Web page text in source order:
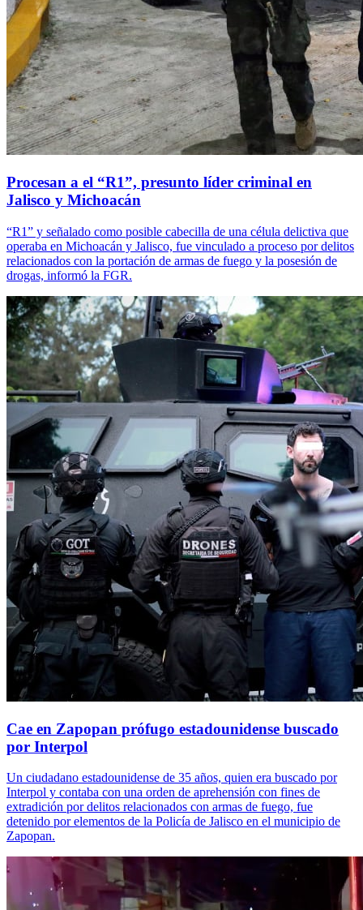
Procesan a el “R1”, presunto líder criminal en
Jalisco y Michoacán
“R1” y señalado como posible cabecilla de una célula delictiva que
operaba en Michoacán y Jalisco, fue vinculado a proceso por delitos
relacionados con la portación de armas de fuego y la posesión de
drogas, informó la FGR.
Cae en Zapopan prófugo estadounidense buscado
por Interpol
Un ciudadano estadounidense de 35 años, quien era buscado por
Interpol y contaba con una orden de aprehensión con fines de
extradición por delitos relacionados con armas de fuego, fue
detenido por elementos de la Policía de Jalisco en el municipio de
Zapopan.